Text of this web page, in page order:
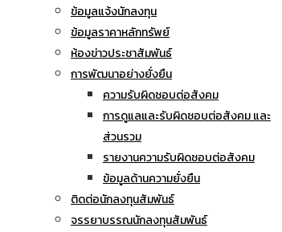
ข้อมูลแจ้งนักลงทุน
ข้อมูลราคาหลักทรัพย์
ห้องข่าวประชาสัมพันธ์
การพัฒนาอย่างยั่งยืน
ความรับผิดชอบต่อสังคม
การดูแลและรับผิดชอบต่อสังคม และ
ส่วนรวม
รายงานความรับผิดชอบต่อสังคม
ข้อมูลด้านความยั่งยืน
ติดต่อนักลงทุนสัมพันธ์
จรรยาบรรณนักลงทุนสัมพันธ์